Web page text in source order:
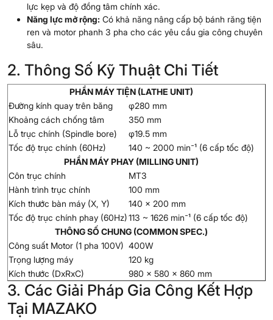
lực kẹp và độ đồng tâm chính xác.
Năng lực mở rộng: Có khả năng nâng cấp bộ bánh răng tiện
ren và motor phanh 3 pha cho các yêu cầu gia công chuyên
sâu.
2. Thông Số Kỹ Thuật Chi Tiết
PHẦN MÁY TIỆN (LATHE UNIT)
Đường kính quay trên băng
φ280 mm
Khoảng cách chống tâm
350 mm
Lỗ trục chính (Spindle bore)
φ19.5 mm
Tốc độ trục chính (60Hz)
140 ~ 2000 min⁻¹ (6 cấp tốc độ)
PHẦN MÁY PHAY (MILLING UNIT)
Côn trục chính
MT3
Hành trình trục chính
100 mm
Kích thước bàn máy (X, Y)
140 x 200 mm
Tốc độ trục chính phay (60Hz)113 ~ 1626 min⁻¹ (6 cấp tốc độ)
THÔNG SỐ CHUNG (COMMON SPEC.)
Công suất Motor (1 pha 100V) 400W
Trọng lượng máy
120 kg
Kích thước (DxRxC)
980 x 580 x 860 mm
3. Các Giải Pháp Gia Công Kết Hợp
Tại MAZAKO